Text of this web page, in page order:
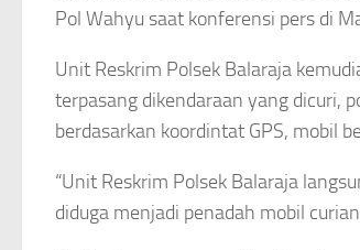
Pol Wahyu saat konferensi pers di
Unit Reskrim Polsek Balaraja
terpasang dikendaraan yang dicuri,
berdasarkan koordintat GPS, mobil
“Unit Reskrim Polsek Balaraja
diduga menjadi penadah mobil